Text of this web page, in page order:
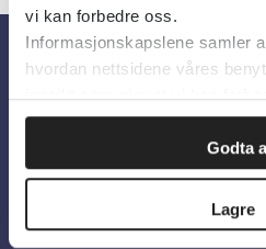
vi kan forbedre oss.
Informasjonskapslene samler
hvordan nettsidene våres
innsikt som gjør at vi kan
Godta
Lagre
Om oss
Om Helsebiblioteket
Personvern og
Tilgjengelighetserklæring